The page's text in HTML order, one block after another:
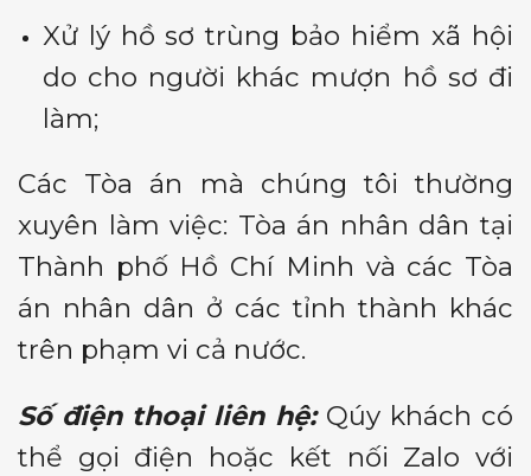
Xử lý hồ sơ trùng bảo hiểm xã hội
do cho người khác mượn hồ sơ đi
làm;
Các Tòa án mà chúng tôi thường
xuyên làm việc: Tòa án nhân dân tại
Thành phố Hồ Chí Minh và các Tòa
án nhân dân ở các tỉnh thành khác
trên phạm vi cả nước.
Số điện thoại liên hệ:Qúy khách có
thể gọi điện hoặc kết nối Zalo với